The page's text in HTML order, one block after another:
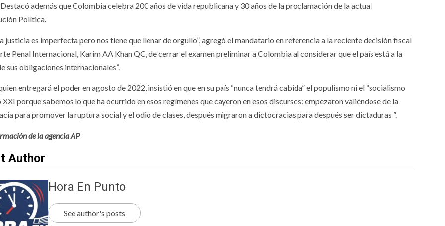
además que Colombia celebra 200 años de vida republicana y 30 años de la proclamación de la actual
Política.
justicia es imperfecta pero nos tiene que llenar de orgullo”, agregó el mandatario en referencia a la reciente decisión fiscal
Penal Internacional, Karim AA Khan QC, de cerrar el examen preliminar a Colombia al considerar que el país está a la
sus obligaciones internacionales”.
entregará el poder en agosto de 2022, insistió en que en su país “nunca tendrá cabida” el populismo ni el “socialismo
XXI porque sabemos lo que ha ocurrido en esos regímenes que cayeron en esos discursos: empezaron valiéndose de la
para promover la ruptura social y el odio de clases, después migraron a dictocracias para después ser dictaduras ”.
de la agencia AP
Author
Hora En Punto
See author's posts